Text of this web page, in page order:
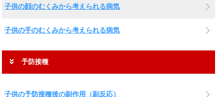
子供の顔のむくみから考えられる病気
子供の手のむくみから考えられる病気
予防接種
子供の予防接種後の副作用（副反応）